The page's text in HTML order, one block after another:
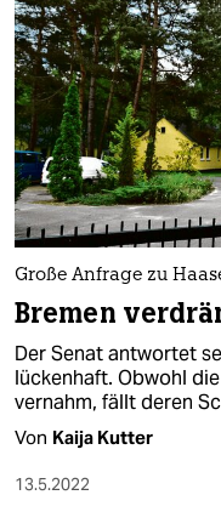
Große Anfrage zu
Bremen
Der Senat antwortet
lückenhaft. Obwohl
vernahm, fällt deren
Von Kaija Kutter
13.5.2022